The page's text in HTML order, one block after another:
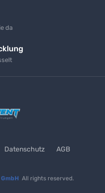
da
Datenschutz AGB
All rights reserved.